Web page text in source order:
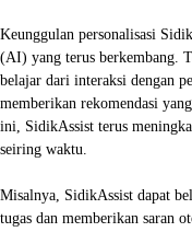
Keunggulan personalisasi
(AI) yang terus berkembang.
belajar dari interaksi dengan
memberikan rekomendasi
ini, SidikAssist terus
seiring waktu.
Misalnya, SidikAssist dapat
tugas dan memberikan saran